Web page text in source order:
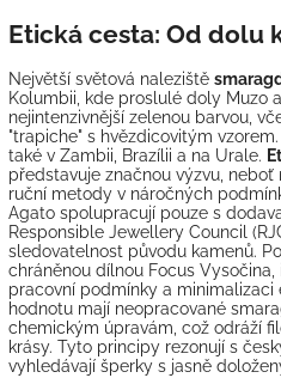
Etická cesta: Od dolu
Největší světová naleziště
Kolumbii, kde proslulé doly Muzo
nejintenzivnější zelenou barvou,
"trapiche" s hvězdicovitým
také v Zambii, Brazílii a na Urale.
představuje značnou výzvu,
ruční metody v náročných
Agato spolupracují pouze s
Responsible Jewellery Council
sledovatelnost původu kamenů.
chráněnou dílnou Focus
pracovní podmínky a
hodnotu mají neopracované
chemickým úpravám, což odráží
krásy. Tyto principy rezonují s
vyhledávají šperky s jasně